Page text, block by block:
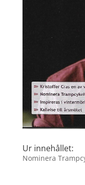
Ur innehållet:
Nominera